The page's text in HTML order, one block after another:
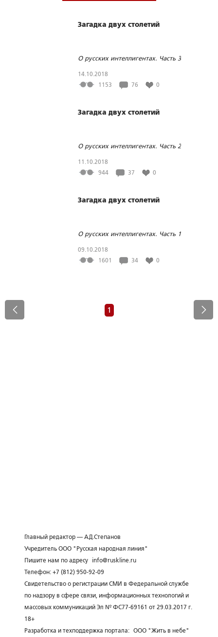
Загадка двух столетий
О русских интеллигентах. Часть 3
14.10.2018
1153
76 0
Загадка двух столетий
О русских интеллигентах. Часть 2
11.10.2018
944
37 0
Загадка двух столетий
О русских интеллигентах. Часть 1
09.10.2018
1601
34 0
1
Главный редактор — А.Д.Степанов
Учредитель ООО "Русская народная линия"
Пишите нам по адресу
info@ruskline.ru
Телефон: +7 (812) 950-92-09
Свидетельство о регистрации СМИ в Федеральной службе
по надзору в сфере связи, информационных технологий и
массовых коммуникаций Эл № ФС77-69161 от 29.03.2017 г.
18+
Разработка и техподдержка портала: ООО "Жить в небе"